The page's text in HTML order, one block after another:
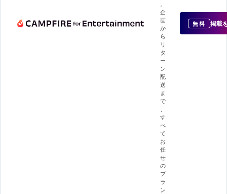
企
画
か
ら
リ
タ
ー
ン
配
送
ま
で
す
べ
て
お
任
せ
の
プ
ラ
ン
無料 掲載